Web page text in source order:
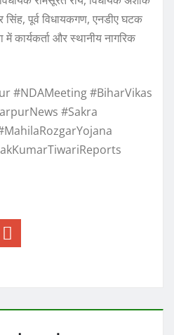
सिंह, पूर्व विधायकगण, एनडीए घटक
कार्यकर्ता और स्थानीय नागरिक
#NDAMeeting #BiharVikas
#Sakra